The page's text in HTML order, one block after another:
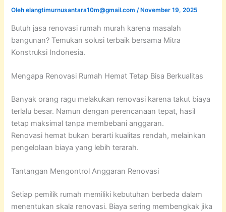
Olehelangtimurnusantara10m@gmail.com/ November 19, 2025
Butuh jasa renovasi rumah murah karena masalah
bangunan? Temukan solusi terbaik bersama Mitra
Konstruksi Indonesia.
Mengapa Renovasi Rumah Hemat Tetap Bisa Berkualitas
Banyak orang ragu melakukan renovasi karena takut biaya
terlalu besar. Namun dengan perencanaan tepat, hasil
tetap maksimal tanpa membebani anggaran.
Renovasi hemat bukan berarti kualitas rendah, melainkan
pengelolaan biaya yang lebih terarah.
Tantangan Mengontrol Anggaran Renovasi
Setiap pemilik rumah memiliki kebutuhan berbeda dalam
menentukan skala renovasi. Biaya sering membengkak jika